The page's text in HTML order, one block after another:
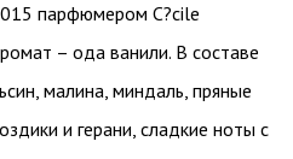
парфюмером C?cile
– ода ванили. В составе
малина, миндаль, пряные
и герани, сладкие ноты с